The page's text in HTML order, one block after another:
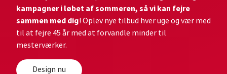
kampagner i løbet af sommeren, så vi kan fejre
sammen med dig! Oplev nye tilbud hver uge og vær med
til at fejre 45 år med at forvandle minder til
mesterværker.
Design nu